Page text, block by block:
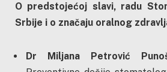
O predstojećoj slavi, radu
Srbije i o značaju oralnog
Dr Miljana Petrović